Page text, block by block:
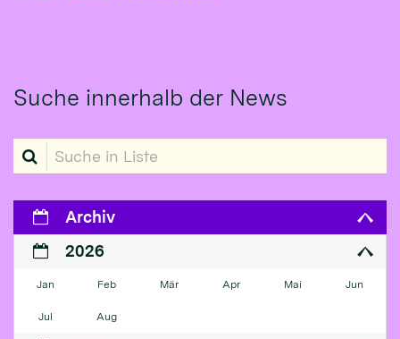
Suche innerhalb der News
Suche in Liste
Archiv
2026
Jan Feb Mär Apr Mai Jun
Jul Aug